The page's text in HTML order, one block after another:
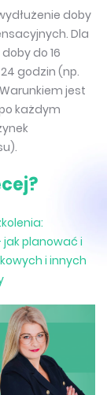
doby
Dla
do 16
godzin (np.
jest
każdym
planować i
i innych